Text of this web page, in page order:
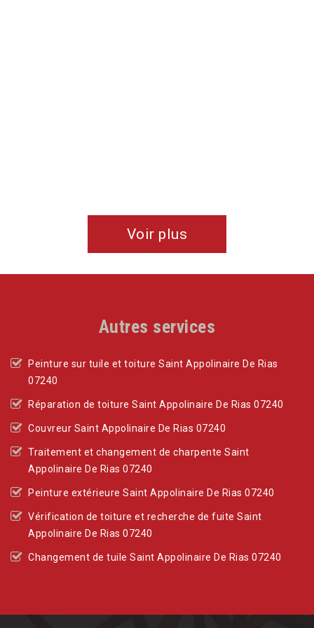
Voir plus
Autres services
Peinture sur tuile et toiture Saint Appolinaire De Rias
07240
Réparation de toiture Saint Appolinaire De Rias 07240
Couvreur Saint Appolinaire De Rias 07240
Traitement et changement de charpente Saint
Appolinaire De Rias 07240
Peinture extérieure Saint Appolinaire De Rias 07240
Vérification de toiture et recherche de fuite Saint
Appolinaire De Rias 07240
Changement de tuile Saint Appolinaire De Rias 07240